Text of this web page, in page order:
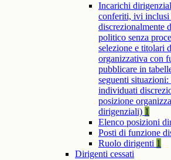
Incarichi
conferiti, ivi
discrezionalmente
politico senza
selezione e titolari
organizzativa con
pubblicare in
seguenti
individuati
posizione
dirigenziali) 1
Elenco posizioni
Posti di funzione
Ruolo dirigenti 1
Dirigenti cessati